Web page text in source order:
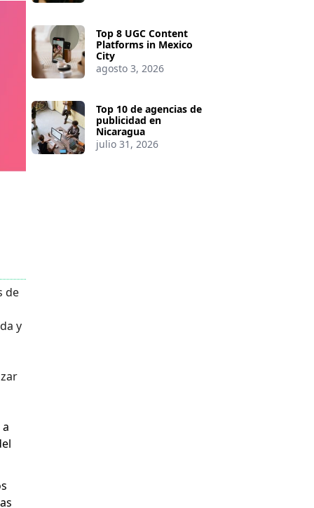
de
y
Top 8 UGC Content
Platforms in Mexico
City
agosto 3, 2026
Top 10 de agencias de
publicidad en
Nicaragua
julio 31, 2026